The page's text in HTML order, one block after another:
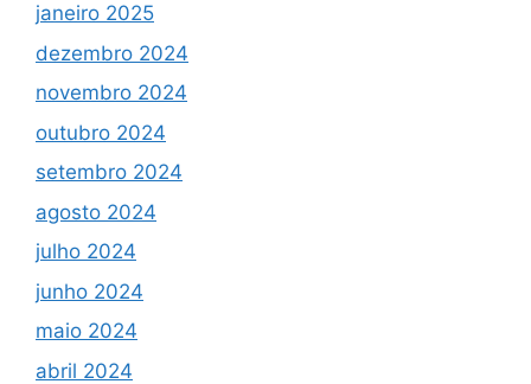
janeiro 2025
dezembro 2024
novembro 2024
outubro 2024
setembro 2024
agosto 2024
julho 2024
junho 2024
maio 2024
abril 2024